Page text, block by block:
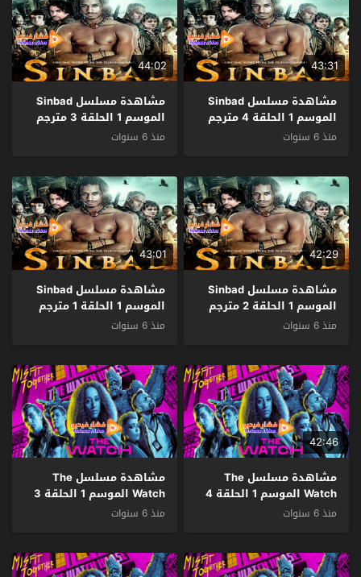
43:31
مشاهدة مسلسل Sinbad
الموسم 1 الحلقة 4 مترجم
منذ 6 سنوات
44:02
مشاهدة مسلسل Sinbad
الموسم 1 الحلقة 3 مترجم
منذ 6 سنوات
42:29
مشاهدة مسلسل Sinbad
الموسم 1 الحلقة 2 مترجم
منذ 6 سنوات
43:01
مشاهدة مسلسل Sinbad
الموسم 1 الحلقة 1 مترجم
منذ 6 سنوات
42:46
مشاهدة مسلسل The
Watch الموسم 1 الحلقة 4
مترجم
منذ 6 سنوات
مشاهدة مسلسل The
Watch الموسم 1 الحلقة 3
مترجم
منذ 6 سنوات